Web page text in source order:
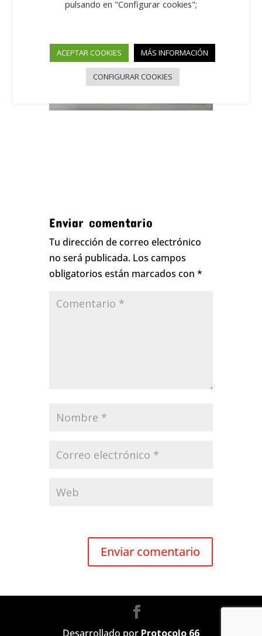
Enviar comentario
Tu dirección de correo electrónico
no será publicada. Los campos
obligatorios están marcados con *
Desarrollado por Protocolo 66
pulsando en "Configurar cookies";
ACEPTAR COOKIES MÁS INFORMACIÓN
CONFIGURAR COOKIES